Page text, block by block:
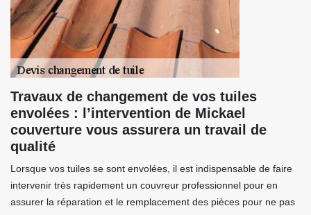
Travaux de changement de vos tuiles
envolées : l’intervention de Mickael
couverture vous assurera un travail de
qualité
Lorsque vos tuiles se sont envolées, il est indispensable de faire
intervenir très rapidement un couvreur professionnel pour en
assurer la réparation et le remplacement des pièces pour ne pas